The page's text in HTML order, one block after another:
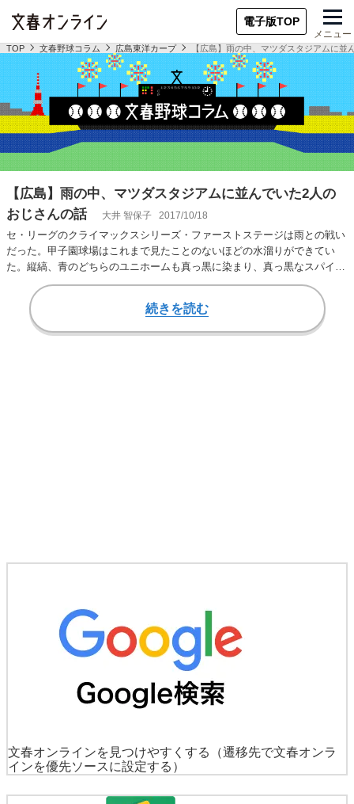
電子版TOP
メニュー
TOP 文春野球コラム 広島東洋カープ 【広島】雨の中、マツダスタジアムに並
【広島】雨の中、マツダスタジアムに並んでいた2人の
おじさんの話
大井 智保子 2017/10/18
セ・リーグのクライマックスシリーズ・ファーストステージは雨との戦い
だった。甲子園球場はこれまで見たことのないほどの水溜りができてい
た。縦縞、青のどちらのユニホームも真っ黒に染まり、真っ黒なスパイク
の足元を気にしなが…
続きを読む
文春オンラインを見つけやすくする
（遷移先で文春オンラ
インを優先ソースに設定する）